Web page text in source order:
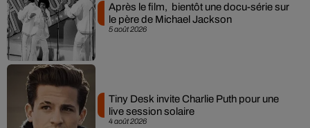
5 août 2026
Après le film, bientôt une docu-série sur
le père de Michael Jackson
4 août 2026
Tiny Desk invite Charlie Puth pour une
live session solaire